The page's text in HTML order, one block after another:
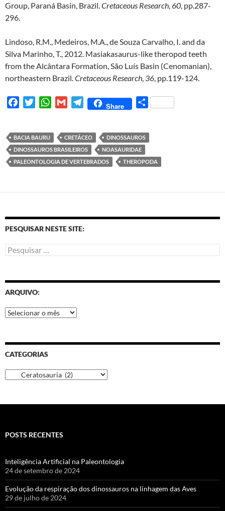
Group, Paraná Basin, Brazil.Cretaceous Research,60, pp.287-
296.
Lindoso, R.M., Medeiros, M.A., de Souza Carvalho, I. and da
Silva Marinho, T., 2012. Masiakasaurus-like theropod teeth
from the Alcântara Formation, São Luís Basin (Cenomanian),
northeastern Brazil.Cretaceous Research, 36, pp.119-124.
e
b
o
t
t
e
W
s
A
G
i
l
T
e
g
r
Share
S
BACIA BAURU CRETÁCEO
DINOSSAUROS
DINOSSAUROS BRASILEIROS
NOASAURIDAE
PALEONTOLOGIA DE VERTEBRADOS
THEROPODA
PESQUISAR NESTE SITE:
ARQUIVO:
CATEGORIAS
POSTS RECENTES
Inteligência Artificial na Paleontologia
24 de setembro de 2024
Evolução da respiração dos dinossauros na linhagem das Aves
29 de julho de 2024